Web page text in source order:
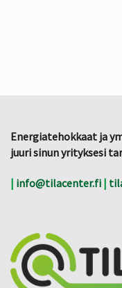
Energiatehokkaat ja
juuri sinun yrityksesi
| info@tilacenter.fi |